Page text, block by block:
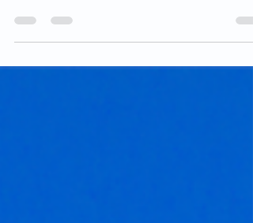
da Água é promover conscientização sobre...